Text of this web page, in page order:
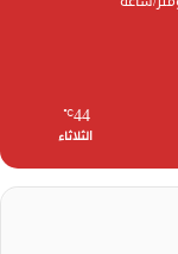
44
℃
الثلاثاء